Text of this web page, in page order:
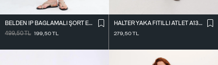
BELDEN İ̇P BAĞLAMALI ŞORT ETEK Ş16072-L7
499,50TL 199,50TL
HALTER YAKA FITILLI ATLET A13294-L7
279,50TL